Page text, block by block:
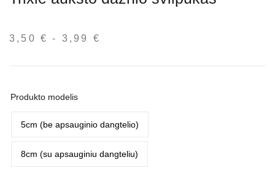
3,50 € - 3,99 €
Produkto modelis
5cm (be apsauginio dangtelio)
8cm (su apsauginiu dangteliu)